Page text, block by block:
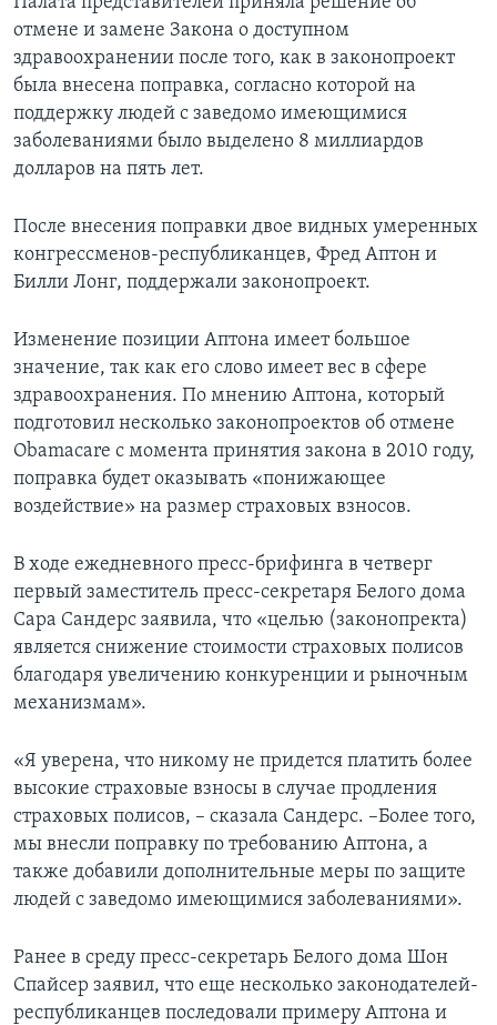
отмене и замене Закона о доступном
здравоохранении после того, как в законопроект
была внесена поправка, согласно которой на
поддержку людей с заведомо имеющимися
заболеваниями было выделено 8 миллиардов
долларов на пять лет.
После внесения поправки двое видных умеренных
конгрессменов-республиканцев, Фред Аптон и
Билли Лонг, поддержали законопроект.
Изменение позиции Аптона имеет большое
значение, так как его слово имеет вес в сфере
здравоохранения. По мнению Аптона, который
подготовил несколько законопроектов об отмене
Obamacare с момента принятия закона в 2010 году,
поправка будет оказывать «понижающее
воздействие» на размер страховых взносов.
В ходе ежедневного пресс-брифинга в четверг
первый заместитель пресс-секретаря Белого дома
Сара Сандерс заявила, что «целью (законопректа)
является снижение стоимости страховых полисов
благодаря увеличению конкуренции и рыночным
механизмам».
«Я уверена, что никому не придется платить более
высокие страховые взносы в случае продления
страховых полисов, – сказала Сандерс. –Более того,
мы внесли поправку по требованию Аптона, а
также добавили дополнительные меры по защите
людей с заведомо имеющимися заболеваниями».
Ранее в среду пресс-секретарь Белого дома Шон
Спайсер заявил, что еще несколько законодателей-
республиканцев последовали примеру Аптона и